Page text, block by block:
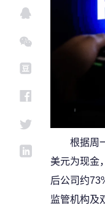
根据周
美元为现金
后公司约
监管机构及